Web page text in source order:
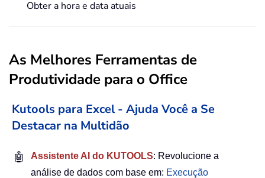
Obter a hora e data atuais
As Melhores Ferramentas de
Produtividade para o Office
Kutools para Excel - Ajuda Você a Se
Destacar na Multidão
🤖 Assistente AI do KUTOOLS: Revolucione a
análise de dados com base em: Execução